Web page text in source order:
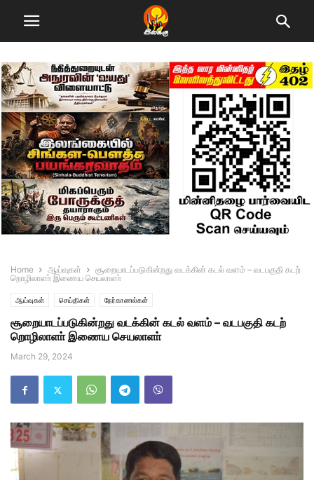
Home ஆய்வுகள்
சூறையாடப்படுகின்றது வடக்கின் கடல் வளம் – வடபகுதி கடற்
றொழிலாளா் இணைய செயலாளா்
ஆய்வுகள் செய்திகள் நேர்காணல்கள்
சூறையாடப்படுகின்றது வடக்கின் கடல் வளம் – வடபகுதி கடற்
றொழிலாளா் இணைய செயலாளா்
March 29, 2024